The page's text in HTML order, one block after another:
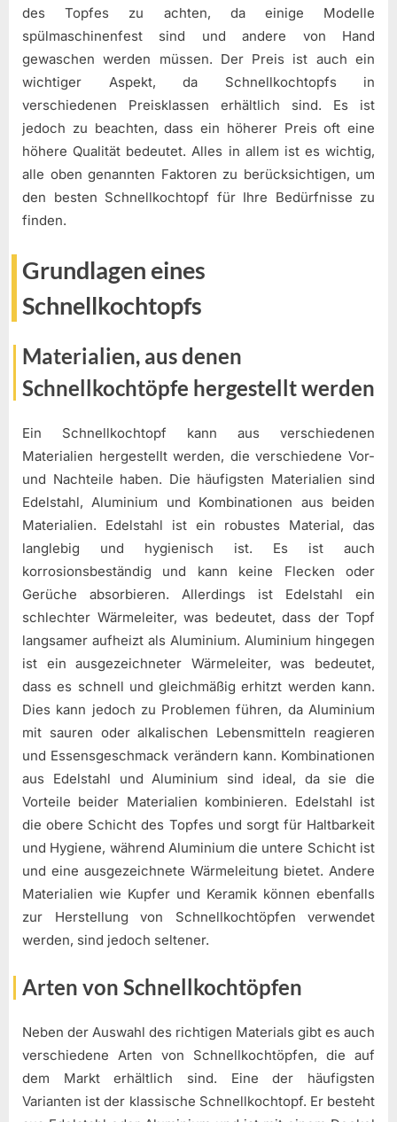
des Topfes zu achten, da einige Modelle
spülmaschinenfest sind und andere von Hand
gewaschen werden müssen. Der Preis ist auch ein
wichtiger Aspekt, da Schnellkochtopfs in
verschiedenen Preisklassen erhältlich sind. Es ist
jedoch zu beachten, dass ein höherer Preis oft eine
höhere Qualität bedeutet. Alles in allem ist es wichtig,
alle oben genannten Faktoren zu berücksichtigen, um
den besten Schnellkochtopf für Ihre Bedürfnisse zu
finden.
Grundlagen eines
Schnellkochtopfs
Materialien, aus denen
Schnellkochtöpfe hergestellt werden
Ein Schnellkochtopf kann aus verschiedenen
Materialien hergestellt werden, die verschiedene Vor-
und Nachteile haben. Die häufigsten Materialien sind
Edelstahl, Aluminium und Kombinationen aus beiden
Materialien. Edelstahl ist ein robustes Material, das
langlebig und hygienisch ist. Es ist auch
korrosionsbeständig und kann keine Flecken oder
Gerüche absorbieren. Allerdings ist Edelstahl ein
schlechter Wärmeleiter, was bedeutet, dass der Topf
langsamer aufheizt als Aluminium. Aluminium hingegen
ist ein ausgezeichneter Wärmeleiter, was bedeutet,
dass es schnell und gleichmäßig erhitzt werden kann.
Dies kann jedoch zu Problemen führen, da Aluminium
mit sauren oder alkalischen Lebensmitteln reagieren
und Essensgeschmack verändern kann. Kombinationen
aus Edelstahl und Aluminium sind ideal, da sie die
Vorteile beider Materialien kombinieren. Edelstahl ist
die obere Schicht des Topfes und sorgt für Haltbarkeit
und Hygiene, während Aluminium die untere Schicht ist
und eine ausgezeichnete Wärmeleitung bietet. Andere
Materialien wie Kupfer und Keramik können ebenfalls
zur Herstellung von Schnellkochtöpfen verwendet
werden, sind jedoch seltener.
Arten von Schnellkochtöpfen
Neben der Auswahl des richtigen Materials gibt es auch
verschiedene Arten von Schnellkochtöpfen, die auf
dem Markt erhältlich sind. Eine der häufigsten
Varianten ist der klassische Schnellkochtopf. Er besteht